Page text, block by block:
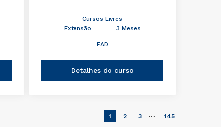
Cursos Livres
Extensão
3 Meses
EAD
Detalhes do curso
1 2 3 … 145